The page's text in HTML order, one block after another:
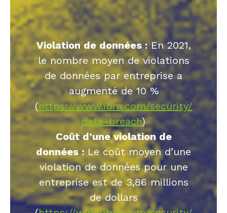
Violation de données :En 2021,
le nombre moyen de violations
de données par entreprise a
augmenté de 10 %
(https://www.ibm.com/security/
data-breach)
Coût d’une violation de
données : Le coût moyen d’une
violation de données pour une
entreprise est de 3,86 millions
de dollars